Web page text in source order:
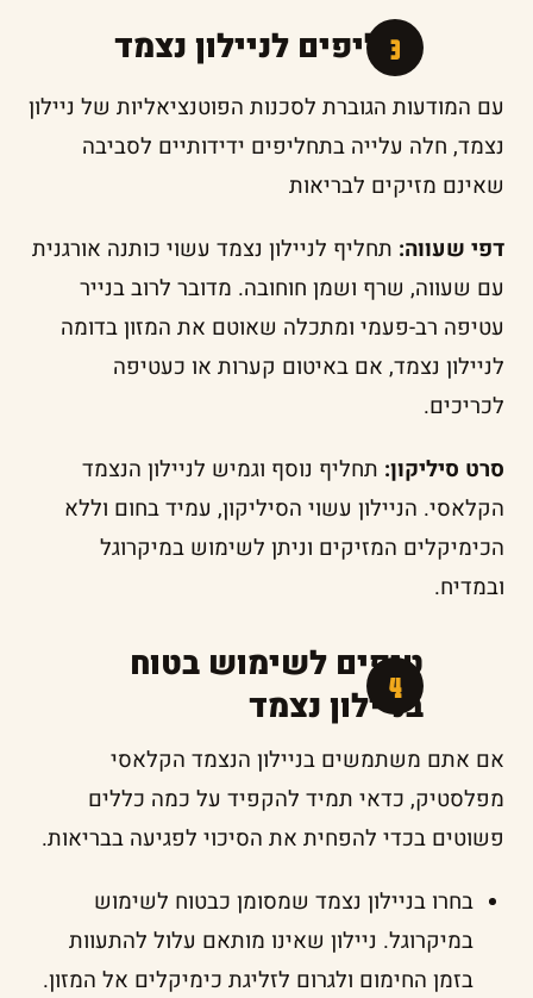
תחליפים לניילון נצמד
עם המודעות הגוברת לסכנות הפוטנציאליות של ניילון
נצמד, חלה עלייה בתחליפים ידידותיים לסביבה
שאינם מזיקים לבריאות
דפי שעווה: תחליף לניילון נצמד עשוי כותנה אורגנית
עם שעווה, שרף ושמן חוחובה. מדובר לרוב בנייר
עטיפה רב-פעמי ומתכלה שאוטם את המזון בדומה
לניילון נצמד, אם באיטום קערות או כעטיפה
לכריכים.
סרט סיליקון: תחליף נוסף וגמיש לניילון הנצמד
הקלאסי. הניילון עשוי הסיליקון, עמיד בחום וללא
הכימיקלים המזיקים וניתן לשימוש במיקרוגל
ובמדיח.
טיפים לשימוש בטוח
בניילון נצמד
אם אתם משתמשים בניילון הנצמד הקלאסי
מפלסטיק, כדאי תמיד להקפיד על כמה כללים
פשוטים בכדי להפחית את הסיכוי לפגיעה בבריאות.
בחרו בניילון נצמד שמסומן כבטוח לשימוש
במיקרוגל. ניילון שאינו מותאם עלול להתעוות
בזמן החימום ולגרום לזליגת כימיקלים אל המזון.